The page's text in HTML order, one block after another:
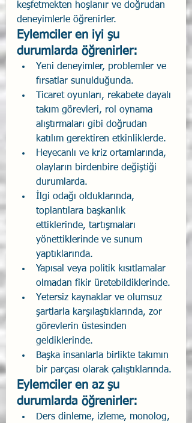
keşfetmekten hoşlanır ve doğrudan
deneyimlerle öğrenirler.
Eylemciler en iyi şu
durumlarda öğrenirler:
Yeni deneyimler, problemler ve
fırsatlar sunulduğunda.
Ticaret oyunları, rekabete dayalı
takım görevleri, rol oynama
alıştırmaları gibi doğrudan
katılım gerektiren etkinliklerde.
Heyecanlı ve kriz ortamlarında,
olayların birdenbire değiştiği
durumlarda.
İlgi odağı olduklarında,
toplantılara başkanlık
ettiklerinde, tartışmaları
yönettiklerinde ve sunum
yaptıklarında.
Yapısal veya politik kısıtlamalar
olmadan fikir üretebildiklerinde.
Yetersiz kaynaklar ve olumsuz
şartlarla karşılaştıklarında, zor
görevlerin üstesinden
geldiklerinde.
Başka insanlarla birlikte takımın
bir parçası olarak çalıştıklarında.
Eylemciler en az şu
durumlarda öğrenirler:
Ders dinleme, izleme, monolog,